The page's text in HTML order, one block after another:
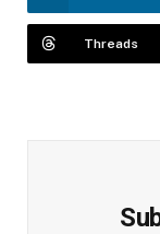
Threads